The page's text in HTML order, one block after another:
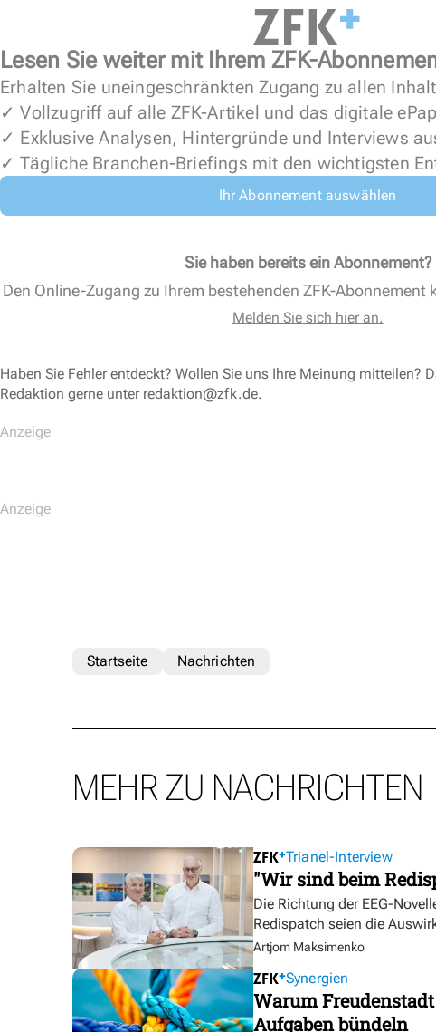
Lesen Sie weiter mit Ihrem ZFK-
Erhalten Sie uneingeschränkten Zugang zu allen
✓ Vollzugriff auf alle ZFK-Artikel und das digitale
✓ Exklusive Analysen, Hintergründe und Interviews
✓ Tägliche Branchen-Briefings mit den wichtigsten
Ihr Abonnement auswählen
Sie haben bereits ein Abonnement?
Den Online-Zugang zu Ihrem bestehenden ZFK-Abonnement
Melden Sie sich hier an.
Haben Sie Fehler entdeckt? Wollen Sie uns Ihre Meinung mitteilen?
Redaktion gerne unter redaktion@zfk.de.
Startseite Nachrichten
MEHR ZU NACHRICHTEN
Trianel-Interview
"Wir sind beim
Die Richtung der EEG-
Redispatch seien die
Artjom Maksimenko
Synergien
Warum
Aufgaben bündeln